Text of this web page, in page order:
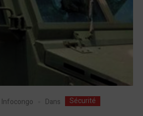
Infocongo Dans Sécurité